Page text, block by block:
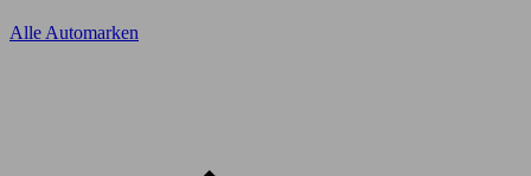
Alle Automarken